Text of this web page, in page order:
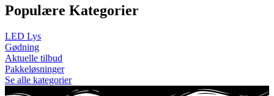
Populære Kategorier
LED Lys
Gødning
Aktuelle tilbud
Pakkeløsninger
Se alle kategorier